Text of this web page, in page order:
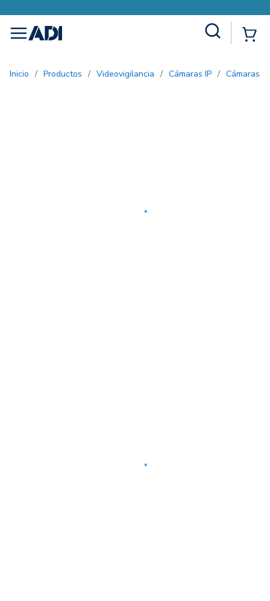
menu
Inicio / Productos / Videovigilancia / Cámaras IP / Cámaras